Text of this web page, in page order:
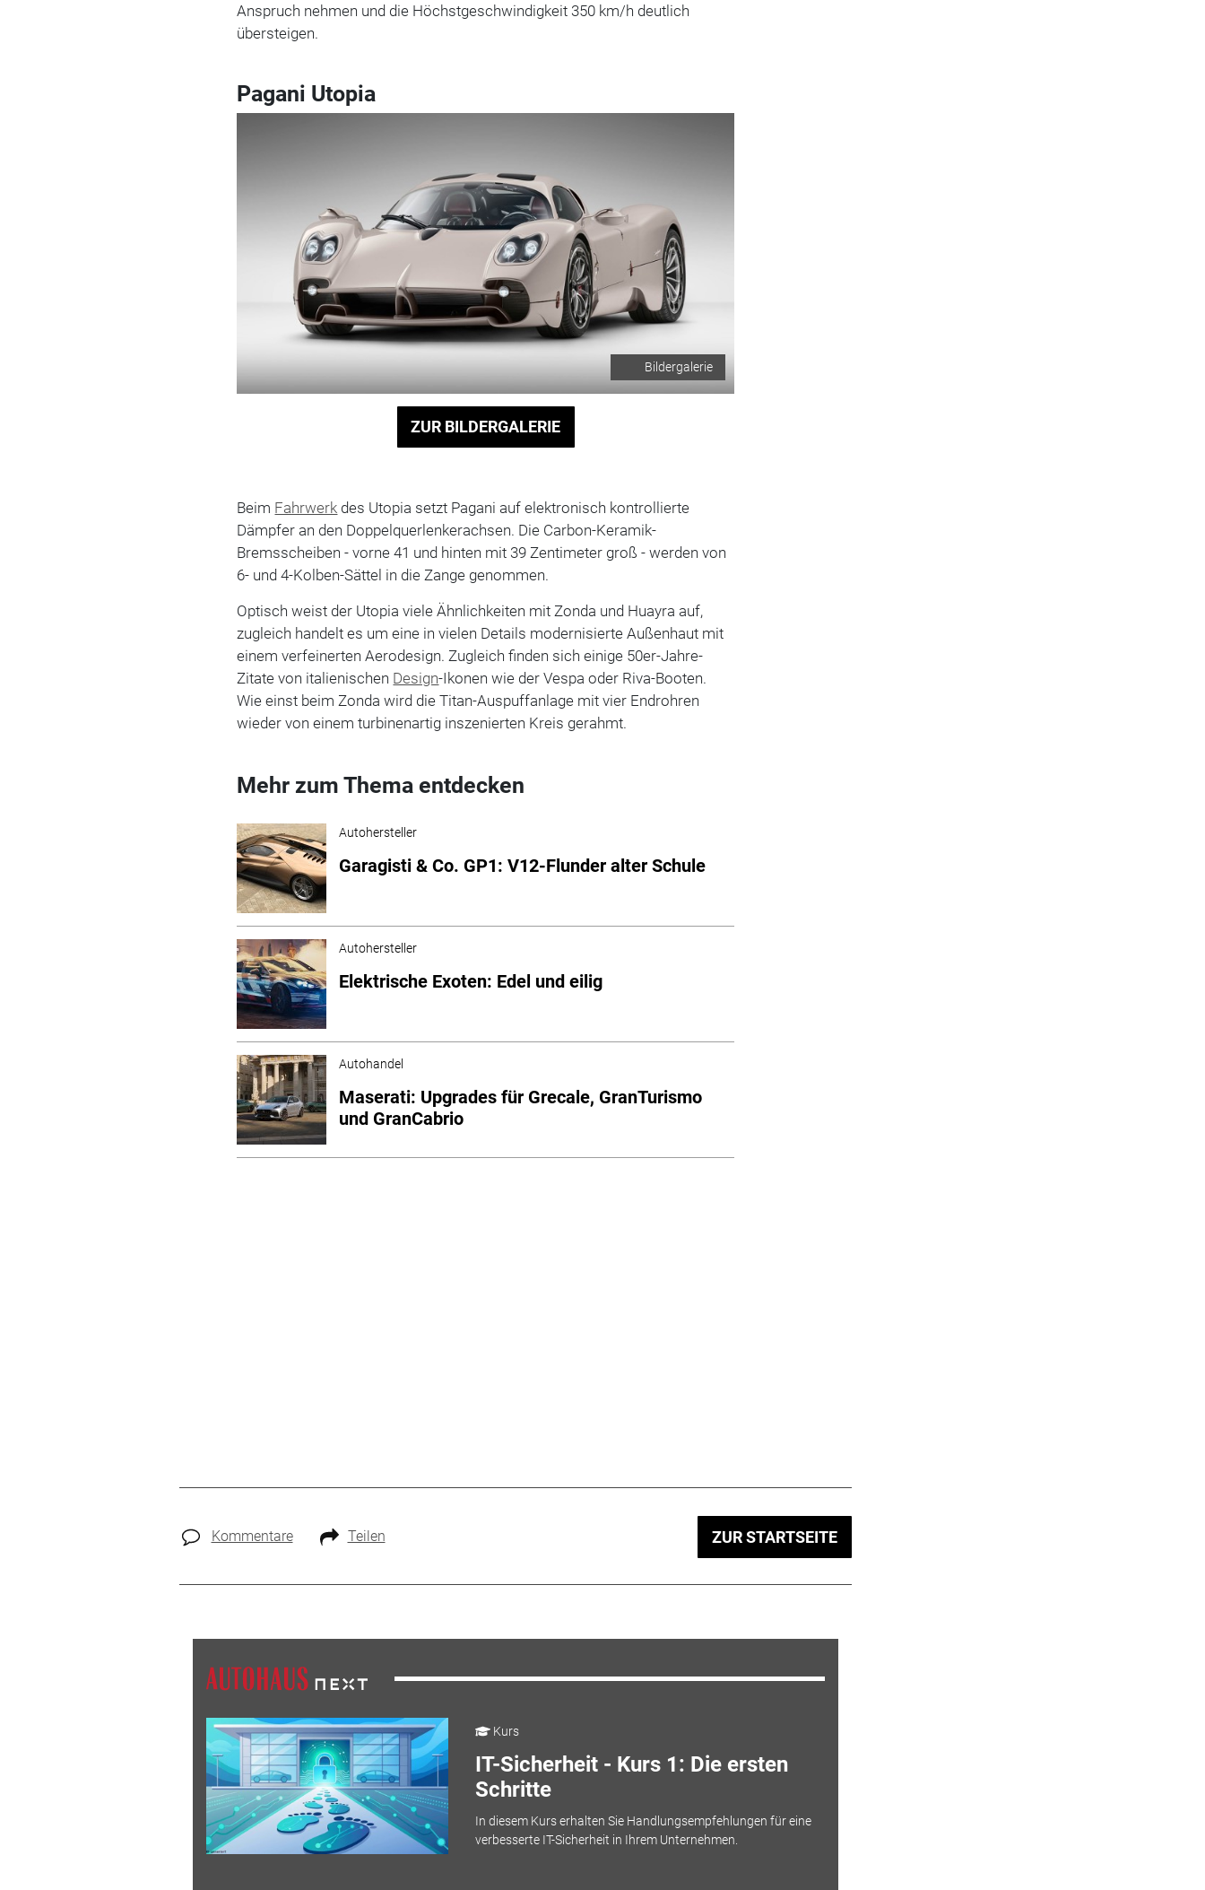
Anspruch nehmen und die Höchstgeschwindigkeit 350 km/h deutlich
übersteigen.
Pagani Utopia
Bildergalerie
ZUR BILDERGALERIE
Beim Fahrwerk des Utopia setzt Pagani auf elektronisch kontrollierte
Dämpfer an den Doppelquerlenkerachsen. Die Carbon-Keramik-
Bremsscheiben - vorne 41 und hinten mit 39 Zentimeter groß - werden von
6- und 4-Kolben-Sättel in die Zange genommen.
Optisch weist der Utopia viele Ähnlichkeiten mit Zonda und Huayra auf,
zugleich handelt es um eine in vielen Details modernisierte Außenhaut mit
einem verfeinerten Aerodesign. Zugleich finden sich einige 50er-Jahre-
Zitate von italienischen Design-Ikonen wie der Vespa oder Riva-Booten.
Wie einst beim Zonda wird die Titan-Auspuffanlage mit vier Endrohren
wieder von einem turbinenartig inszenierten Kreis gerahmt.
Mehr zum Thema entdecken
Autohersteller
Garagisti & Co. GP1: V12-Flunder alter Schule
Autohersteller
Elektrische Exoten: Edel und eilig
Autohandel
Maserati: Upgrades für Grecale, GranTurismo
und GranCabrio
Kommentare Teilen ZUR STARTSEITE
Kurs
IT-Sicherheit - Kurs 1: Die ersten
Schritte
In diesem Kurs erhalten Sie Handlungsempfehlungen für eine
verbesserte IT-Sicherheit in Ihrem Unternehmen.